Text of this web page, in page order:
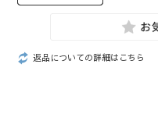
返品についての詳細はこちら